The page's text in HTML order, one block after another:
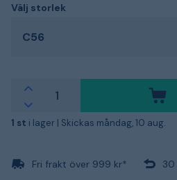
Välj storlek
C56
1 st i lager | Skickas måndag, 10 aug.
Fri frakt över 999 kr* 30